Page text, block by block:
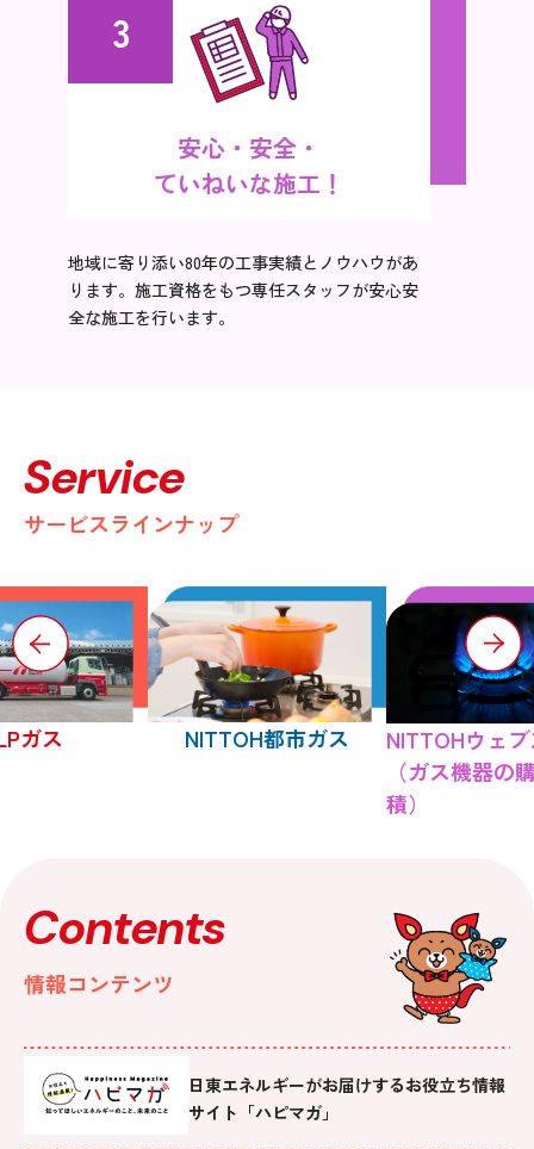
3
安心・安全・
ていねいな施工！
地域に寄り添い80年の工事実績とノウハウがあ
ります。施工資格をもつ専任スタッフが安心安
全な施工を行います。
Service
サービスラインナップ
ガス NITTOH都市ガス
NITTOHウェ
（ガス機器の
積）
Contents
情報コンテンツ
日東エネルギーがお届けするお役立ち情報
サイト「ハピマガ」